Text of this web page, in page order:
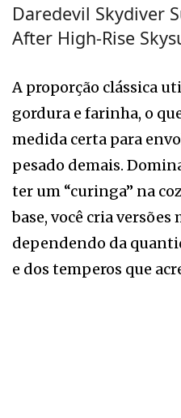
Daredevil Skydiver
After High-Rise
A proporção clássica
gordura e farinha, o
medida certa para
pesado demais.
ter um “curinga” na
base, você cria versões
dependendo da
e dos temperos que